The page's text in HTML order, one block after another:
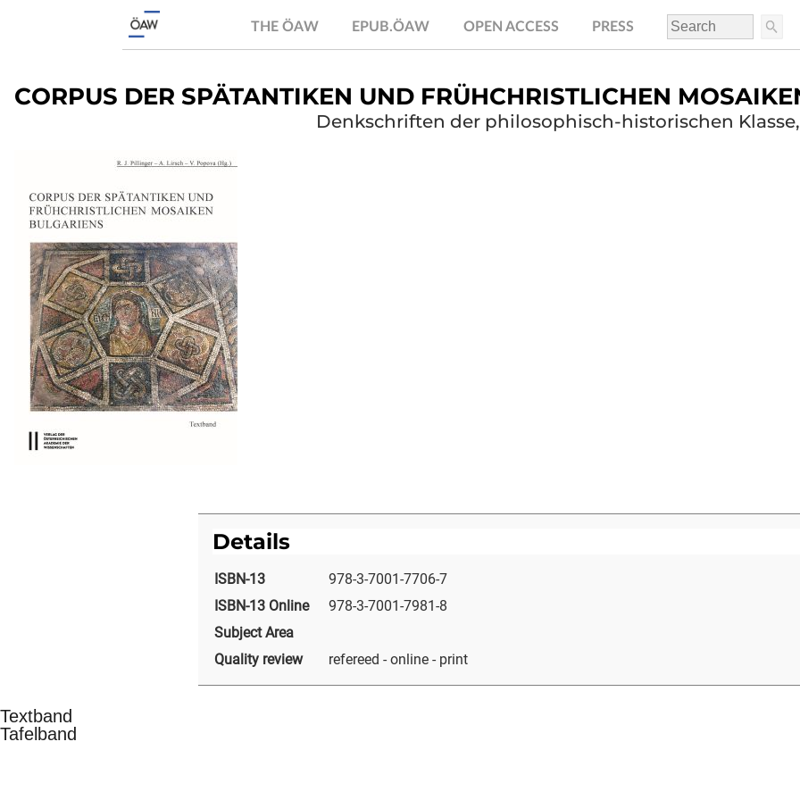
THE ÖAW EPUB.ÖAW OPEN ACCESS PRESS
CORPUS DER SPÄTANTIKEN UND FRÜHCHRISTLICHEN
Denkschriften der philosophisch-historischen
Details
ISBN-13
978-3-7001-7706-7
ISBN-13 Online
978-3-7001-7981-8
Subject Area
Quality review
refereed - online - print
Textband
Tafelband